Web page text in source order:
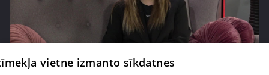
pirms 3 gadiem, 2 mēnešiem
vietne izmanto sīkdatnes